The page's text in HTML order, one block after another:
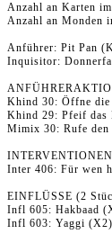
Anzahl an Karten
Anzahl an Monden
Anführer: Pit Pan
Inquisitor:
Khind 30: Öffne die
Khind 29: Pfeif das
Mimix 30: Rufe den
Inter 406: Für wen
EINFLÜSSE (2
Infl 605: Hakbaad
Infl 603: Yaggi (X2)